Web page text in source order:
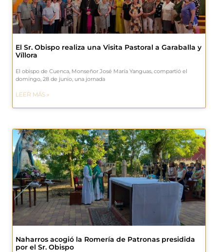
El Sr. Obispo realiza una Visita Pastoral a Garaballa y
Víllora
El obispo de Cuenca, Monseñor José María Yanguas, compartió el
domingo, 28 de junio, una jornada
LEER MÁS »
Naharros acogió la Romería de Patronas presidida
por el Sr. Obispo